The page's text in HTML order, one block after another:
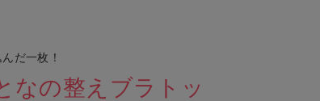
だ一枚！
なの整えブラトッ